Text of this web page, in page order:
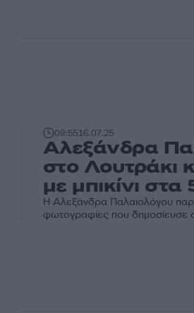
09:5516.07.25
Αλεξάνδρα
στο Λουτράκι
με μπικίνι
Η Αλεξάνδρα Παλαιολόγου
φωτογραφίες που δημοσίευσε